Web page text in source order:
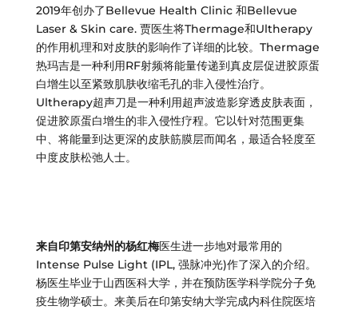
2019年创办了Bellevue Health Clinic 和Bellevue
Laser & Skin care. 贾医生将Thermage和Ultherapy
的作用机理和对皮肤的影响作了详细的比较。Thermage
热玛吉是一种利用RF射频将能量传递到真皮层促进胶原蛋
白增生以至紧致肌肤收缩毛孔的非入侵性治疗。
Ultherapy超声刀是一种利用超声波造影穿透皮肤表面，
促进胶原蛋白增生的非入侵性疗程。它以针对范围更集
中、将能量到达更深的皮肤筋膜层而闻名，最适合轻度至
中度皮肤松弛人士。
来自印第安纳州的杨红梅医生进一步地对最常用的
Intense Pulse Light (IPL, 强脉冲光)作了深入的介绍。
杨医生毕业于山西医科大学，并在预防医学科学院分子免
疫生物学硕士。来美后在印第安纳大学完成内科住院医培